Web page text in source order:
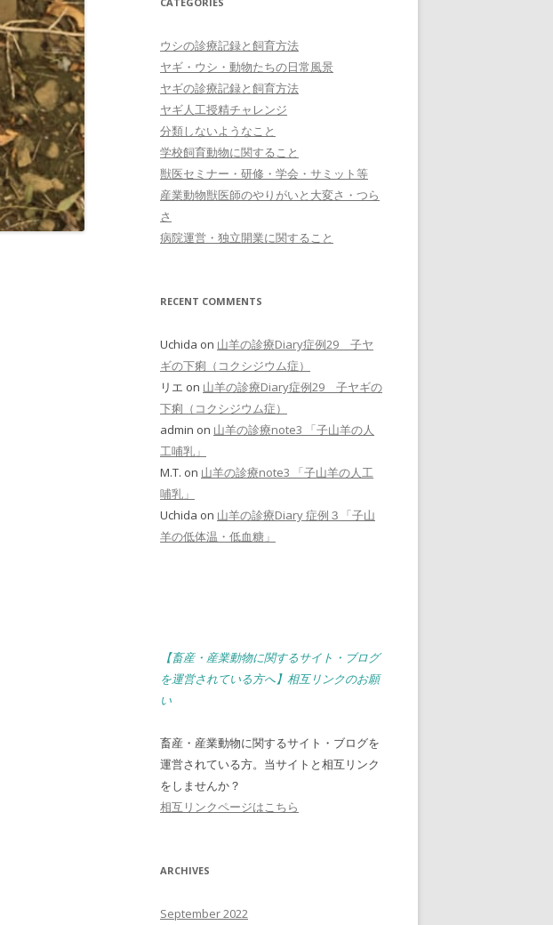
ウシの診療記録と飼育方法
ヤギ・ウシ・動物たちの日常風景
ヤギの診療記録と飼育方法
ヤギ人工授精チャレンジ
分類しないようなこと
学校飼育動物に関すること
獣医セミナー・研修・学会・サミット等
産業動物獣医師のやりがいと大変さ・つら
さ
病院運営・独立開業に関すること
RECENT COMMENTS
Uchida on 山羊の診療Diary症例29 子ヤ
ギの下痢（コクシジウム症）
リエ on 山羊の診療Diary症例29 子ヤギの
下痢（コクシジウム症）
admin on 山羊の診療note3 「子山羊の人
工哺乳」
M.T. on 山羊の診療note3 「子山羊の人工
哺乳」
Uchida on 山羊の診療Diary 症例３「子山
羊の低体温・低血糖」
【畜産・産業動物に関するサイト・ブログ
を運営されている方へ】相互リンクのお願
い
畜産・産業動物に関するサイト・ブログを
運営されている方。当サイトと相互リンク
をしませんか？
相互リンクページはこちら
ARCHIVES
September 2022